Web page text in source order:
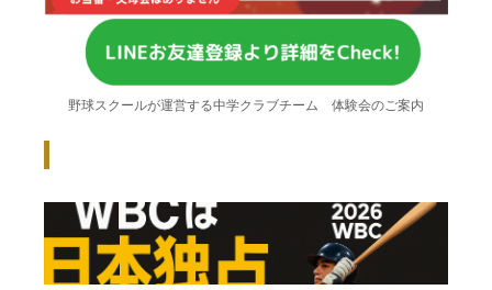
野球スクールが運営する中学クラブチーム 体験会のご案内